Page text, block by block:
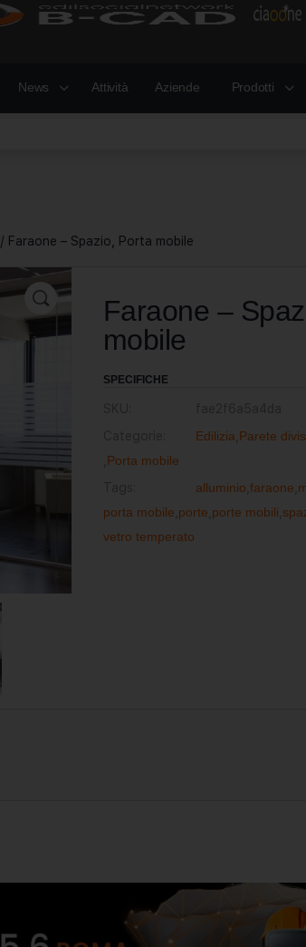
News Attività Aziende Prodotti
/ Faraone – Spazio, Porta mobile
Faraone –
mobile
SPECIFICHE
Edilizia Parete
Porta mobile
alluminio faraone
porta mobile porte porte mobili
vetro temperato